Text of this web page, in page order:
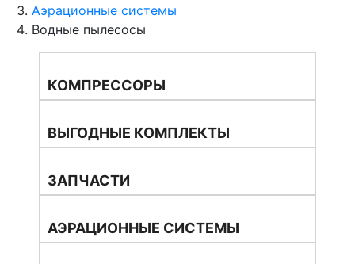
Аэрационные системы
Водные пылесосы
КОМПРЕССОРЫ
ВЫГОДНЫЕ КОМПЛЕКТЫ
ЗАПЧАСТИ
АЭРАЦИОННЫЕ СИСТЕМЫ